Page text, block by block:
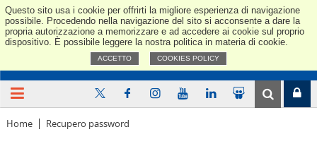
Questo sito usa i cookie per offrirti la migliore esperienza di navigazione
possibile. Procedendo nella navigazione del sito si acconsente a dare la
propria autorizzazione a memorizzare e ad accedere ai cookie sul proprio
dispositivo. È possibile leggere la nostra politica in materia di cookie.
ACCETTO COOKIES POLICY
Home Recupero password